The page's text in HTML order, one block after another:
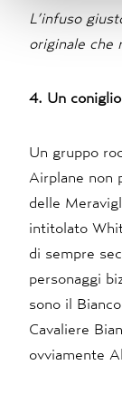
L’infuso
originale che
4. Un
Un gruppo
Airplane non
delle
intitolato
di sempre
personaggi
sono il
Cavaliere
ovviamente